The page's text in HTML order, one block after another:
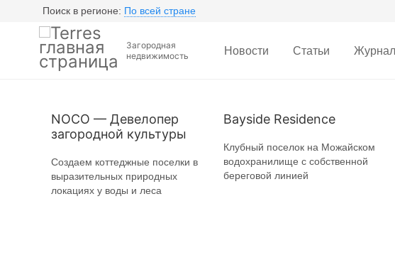
Поиск в регионе: По всей стране
Загородная
недвижимость
Новости Статьи Журнал
NOCO — Девелопер
загородной культуры
Создаем коттеджные поселки в
выразительных природных
локациях у воды и леса
Bayside Residence
Клубный поселок на Можайском
водохранилище с собственной
береговой линией